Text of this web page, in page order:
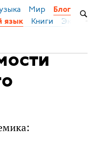
Мир Блог
язык Книги